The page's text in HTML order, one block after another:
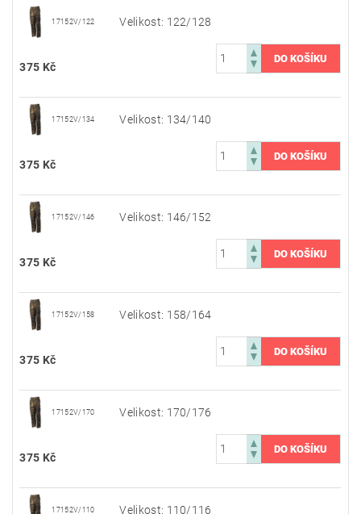
17152V/122 Velikost: 122/128
375 Kč
17152V/134 Velikost: 134/140
375 Kč
17152V/146 Velikost: 146/152
375 Kč
17152V/158 Velikost: 158/164
375 Kč
17152V/170 Velikost: 170/176
375 Kč
17152V/110 Velikost: 110/116